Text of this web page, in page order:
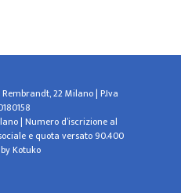
22 Milano | P.Iva
| Numero d’iscrizione al
e quota versato 90.400
Kotuko